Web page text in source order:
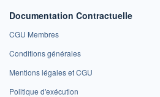
Documentation Contractuelle
CGU Membres
Conditions générales
Mentions légales et CGU
Politique d'exécution